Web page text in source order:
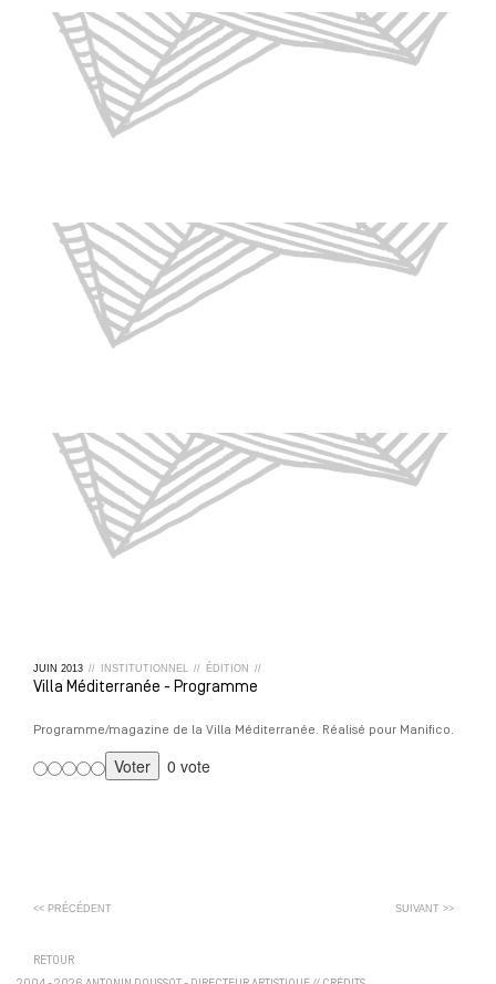
JUIN 2013 // INSTITUTIONNEL // ÉDITION //
Villa Méditerranée - Programme
Programme/magazine de la Villa Méditerranée. Réalisé pour Manifico.
0 vote
<< PRÉCÉDENT SUIVANT >>
RETOUR